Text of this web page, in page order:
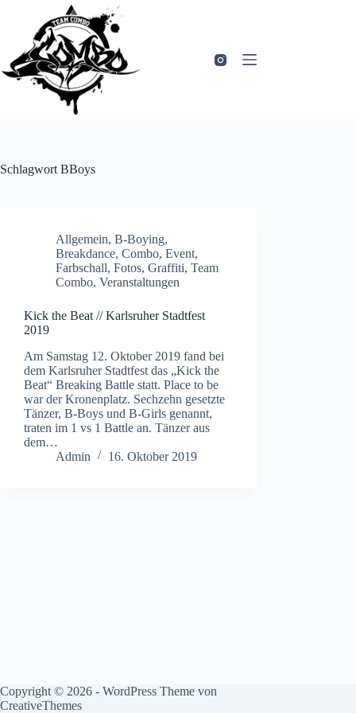
springen
Schlagwort BBoys
Allgemein, B-Boying,
Breakdance, Combo, Event,
Farbschall, Fotos, Graffiti, Team
Combo, Veranstaltungen
Kick the Beat // Karlsruher Stadtfest
2019
Am Samstag 12. Oktober 2019 fand bei
dem Karlsruher Stadtfest das „Kick the
Beat“ Breaking Battle statt. Place to be
war der Kronenplatz. Sechzehn gesetzte
Tänzer, B-Boys und B-Girls genannt,
traten im 1 vs 1 Battle an. Tänzer aus
dem…
Admin
16. Oktober 2019
Copyright © 2026 - WordPress Theme von
CreativeThemes